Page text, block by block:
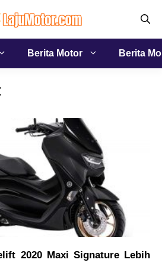
Berita Motor Berita
2020 Maxi Signature Lebih